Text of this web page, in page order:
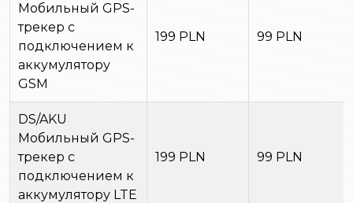
Мобильный GPS-
трекер с
подключением к
аккумулятору
GSM
199 PLN 99 PLN
DS/AKU
Мобильный GPS-
трекер с
подключением к
аккумулятору LTE
199 PLN 99 PLN